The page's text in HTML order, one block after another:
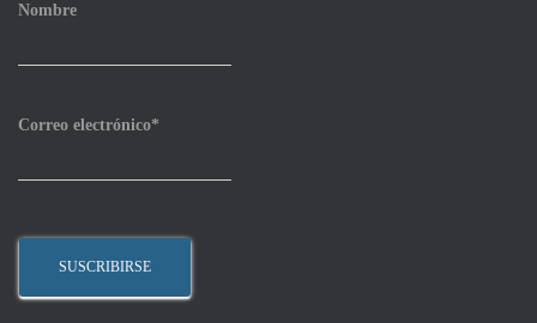
Nombre
Correo electrónico*